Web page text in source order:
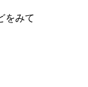
をみて